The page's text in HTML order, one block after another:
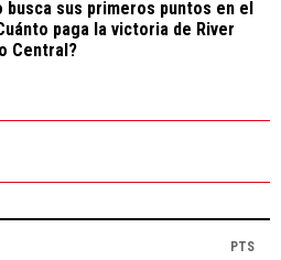
busca sus primeros puntos en el
paga la victoria de River
Central?